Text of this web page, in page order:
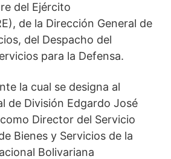
del Ejército
de la Dirección General de
del Despacho del
para la Defensa.
la cual se designa al
de División Edgardo José
Director del Servicio
Bienes y Servicios de la
Bolivariana